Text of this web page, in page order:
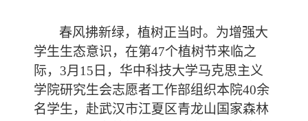
春风拂新绿，植树正当时。为增强大
学生生态意识，在第47个植树节来临之
际，3月15日，华中科技大学马克思主义
学院研究生会志愿者工作部组织本院40余
名学生，赴武汉市江夏区青龙山国家森林